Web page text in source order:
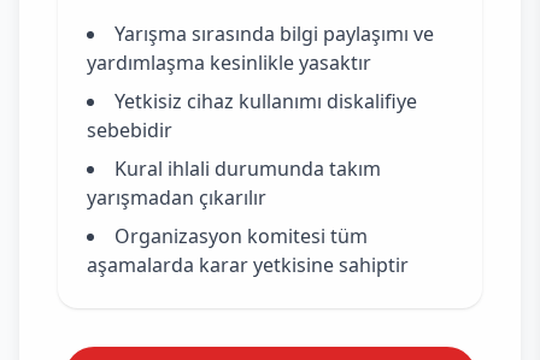
Yarışma sırasında bilgi paylaşımı ve
yardımlaşma kesinlikle yasaktır
Yetkisiz cihaz kullanımı diskalifiye
sebebidir
Kural ihlali durumunda takım
yarışmadan çıkarılır
Organizasyon komitesi tüm
aşamalarda karar yetkisine sahiptir